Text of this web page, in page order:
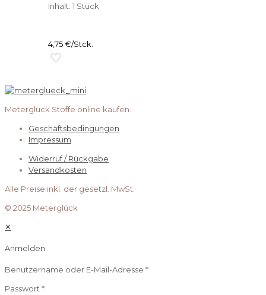
Inhalt: 1 Stück
4,75€/Stck.
Meterglück Stoffe online kaufen.
Geschäftsbedingungen
Impressum
Widerruf / Rückgabe
Versandkosten
Alle Preise inkl. der gesetzl. MwSt.
© 2025 Meterglück
✕
Anmelden
Benutzername oder E-Mail-Adresse *
Passwort*